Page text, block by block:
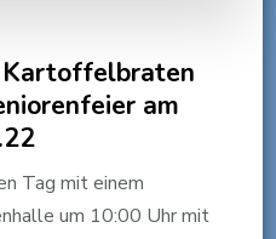
Kartoffelbraten
am
Tag mit einem
um 10:00 Uhr mit